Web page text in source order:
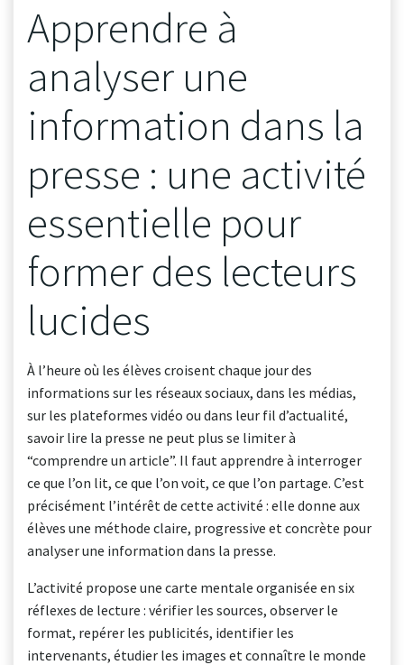
Apprendre à
analyser une
information dans la
presse : une activité
essentielle pour
former des lecteurs
lucides
À l’heure où les élèves croisent chaque jour des
informations sur les réseaux sociaux, dans les médias,
sur les plateformes vidéo ou dans leur fil d’actualité,
savoir lire la presse ne peut plus se limiter à
“comprendre un article”. Il faut apprendre à interroger
ce que l’on lit, ce que l’on voit, ce que l’on partage. C’est
précisément l’intérêt de cette activité : elle donne aux
élèves une méthode claire, progressive et concrète pour
analyser une information dans la presse.
L’activité propose une carte mentale organisée en six
réflexes de lecture : vérifier les sources, observer le
format, repérer les publicités, identifier les
intervenants, étudier les images et connaître le monde